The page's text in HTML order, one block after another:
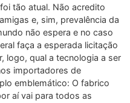
tão atual. Não acredito
e, sim, prevalência da
não espera e no caso
faça a esperada licitação
logo, qual a tecnologia a ser
importadores de
emblemático: O fabrico
aí vai para todos as